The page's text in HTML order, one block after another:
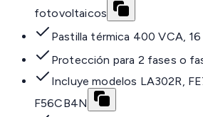
fotovoltaicos
Pastilla térmica 400 VCA,
Protección para 2 fases o
Incluye modelos LA302R,
F56CB4N